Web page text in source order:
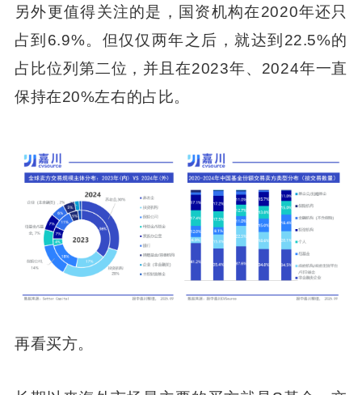
另外更值得关注的是，国资机构在2020年还只
占到6.9%。但仅仅两年之后，就达到22.5%的
占比位列第二位，并且在2023年、2024年一直
保持在20%左右的占比。
再看买方。